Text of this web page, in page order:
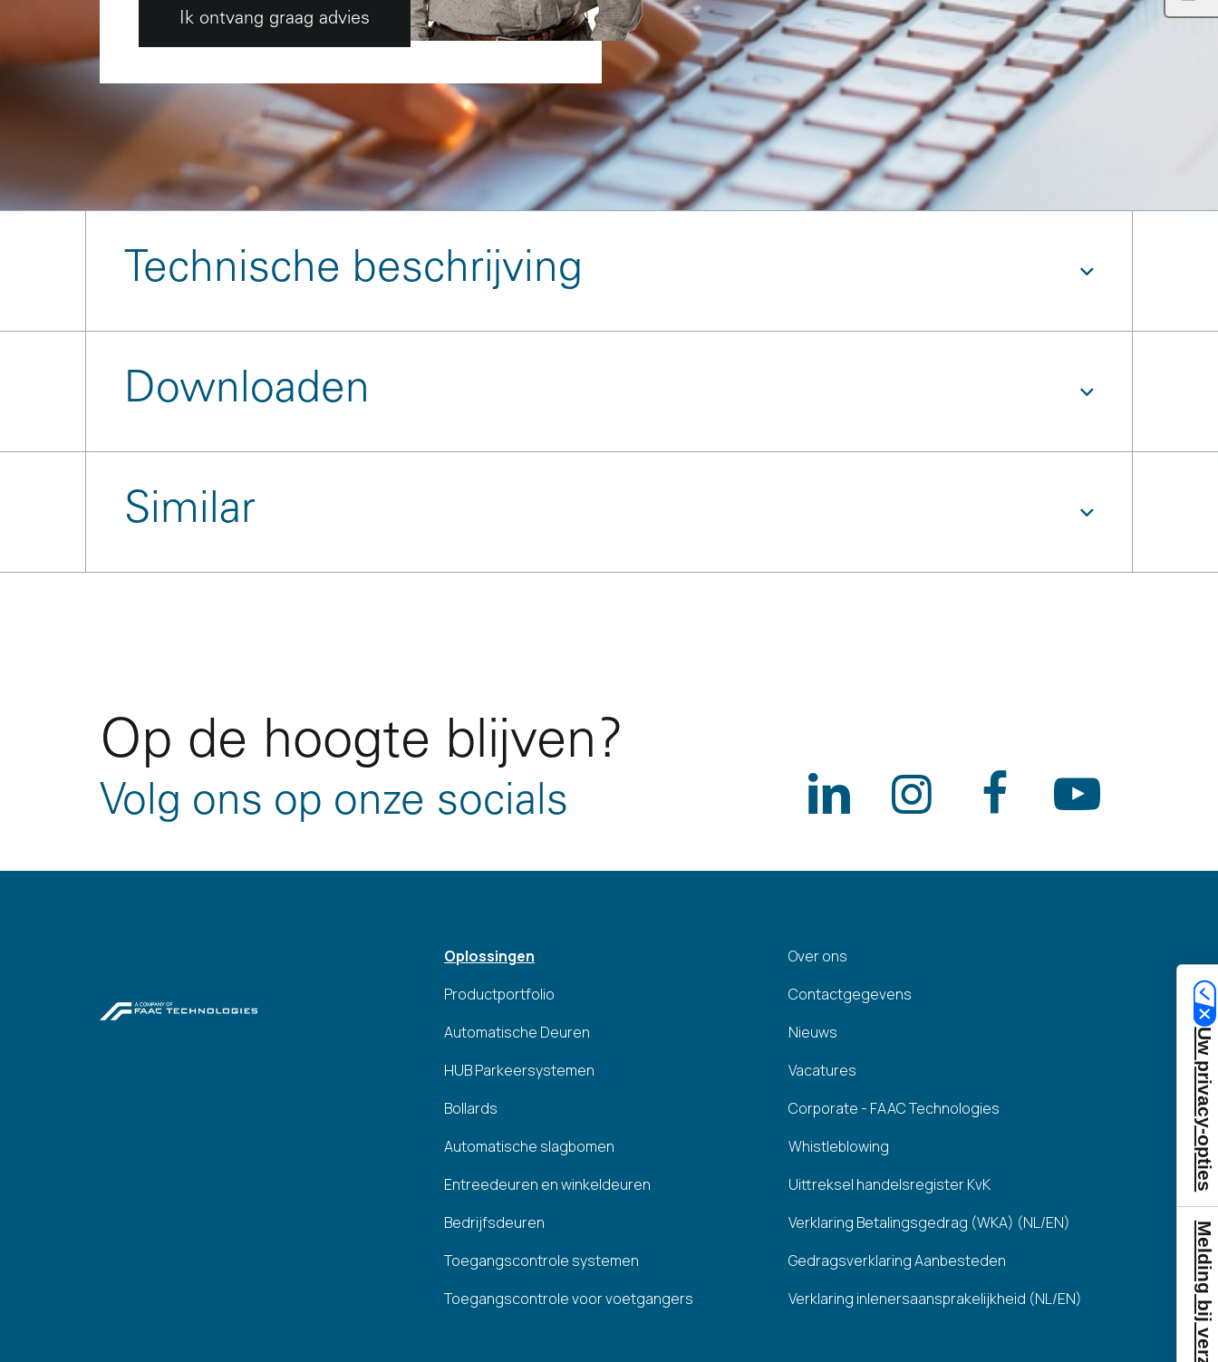
Ik ontvang graag advies
Technische beschrijving
Downloaden
References
Similar
Op de hoogte blijven?
Volg ons op onze socials
Oplossingen
Productportfolio
Automatische Deuren
HUB Parkeersystemen
Bollards
Automatische slagbomen
Entreedeuren en winkeldeuren
Bedrijfsdeuren
Toegangscontrole systemen
Toegangscontrole voor voetgangers
Over ons
Contactgegevens
Nieuws
Vacatures
Corporate - FAAC Technologies
Whistleblowing
Uittreksel handelsregister KvK
Verklaring Betalingsgedrag (WKA) (NL/EN)
Gedragsverklaring Aanbesteden
Verklaring inlenersaansprakelijkheid (NL/EN)
Uw privacy-opties